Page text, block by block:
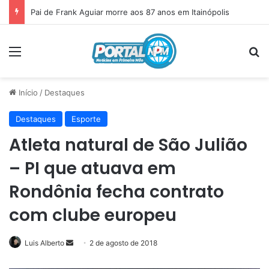
Pai de Frank Aguiar morre aos 87 anos em Itainópolis
Início / Destaques
Destaques Esporte
Atleta natural de São Julião
– PI que atuava em
Rondônia fecha contrato
com clube europeu
Luis Alberto
Mande2 de agosto de 2018